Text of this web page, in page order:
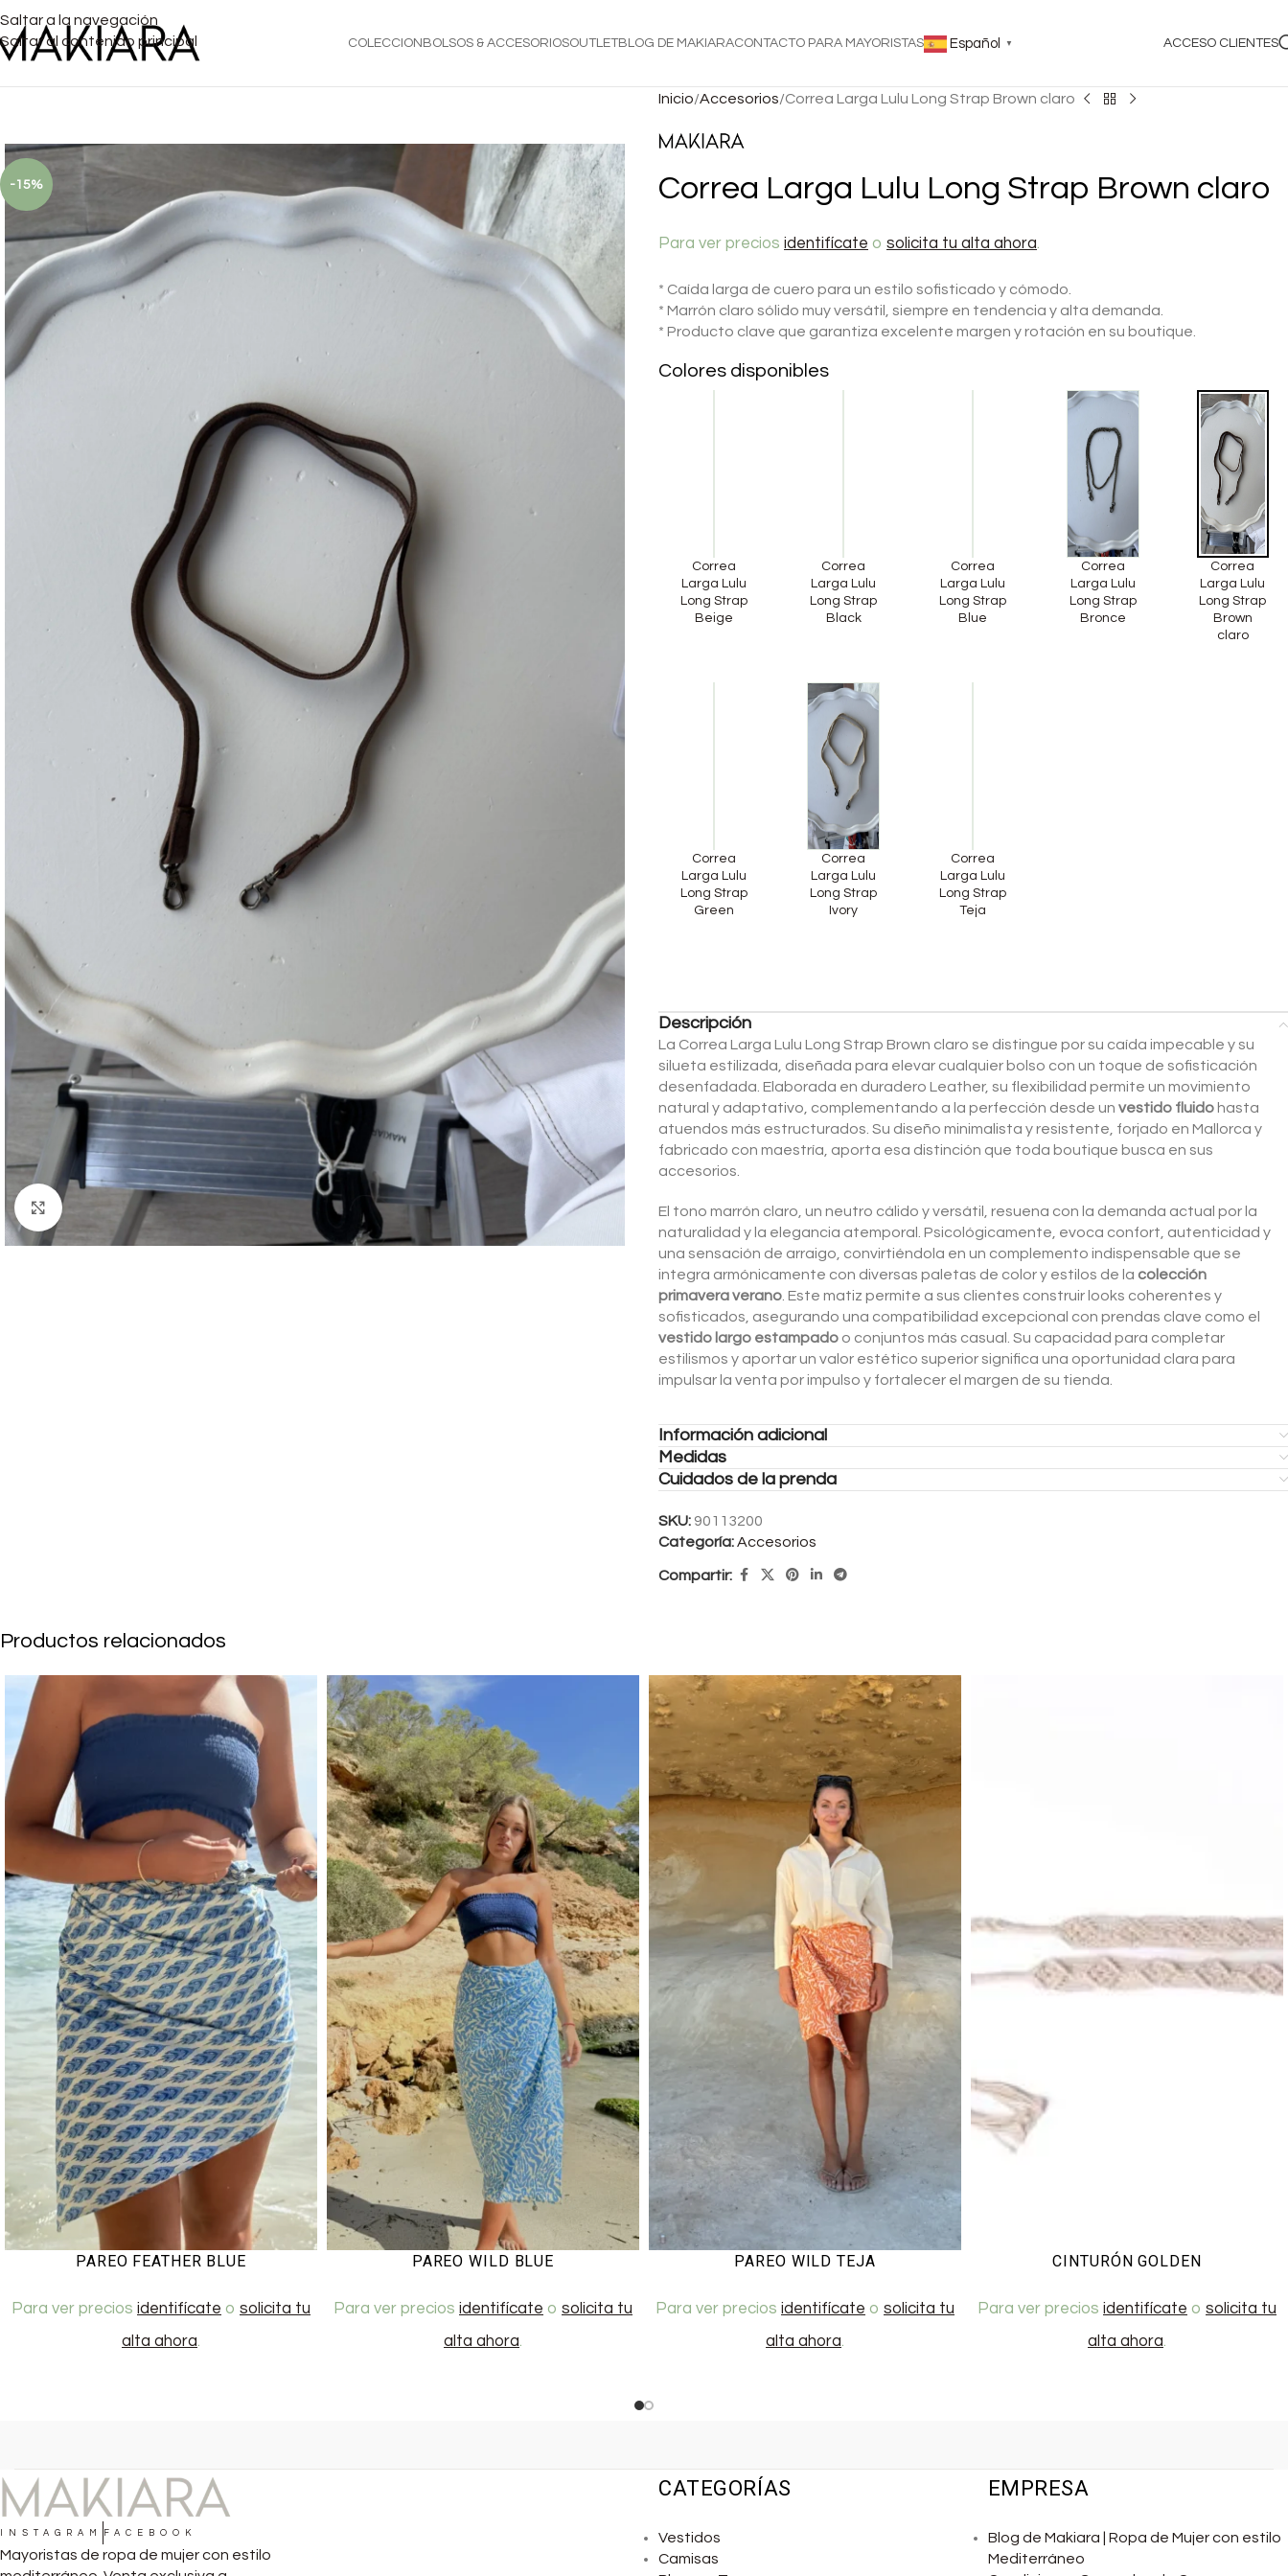
Saltar a la navegación
Saltar al contenido principal
COLECCIONBOLSOS & ACCESORIOSOUTLETBLOG DE MAKIARACONTACTO PARA MAYORISTAS Español ▼ ACCESO CLIENTES
-15%
Haga clic para ampliar
Inicio Accesorios Correa Larga Lulu Long Strap Brown claro
Correa Larga Lulu Long Strap Brown claro
Para ver precios identifícate o solicita tu alta ahora.
* Caída larga de cuero para un estilo sofisticado y cómodo.
* Marrón claro sólido muy versátil, siempre en tendencia y alta demanda.
* Producto clave que garantiza excelente margen y rotación en su boutique.
Colores disponibles
Correa
Larga Lulu
Long Strap
Beige
Correa
Larga Lulu
Long Strap
Black
Correa
Larga Lulu
Long Strap
Blue
Correa
Larga Lulu
Long Strap
Bronce
Correa
Larga Lulu
Long Strap
Brown
claro
Correa
Larga Lulu
Long Strap
Green
Correa
Larga Lulu
Long Strap
Ivory
Correa
Larga Lulu
Long Strap
Teja
Descripción
La Correa Larga Lulu Long Strap Brown claro se distingue por su caída impecable y su
silueta estilizada, diseñada para elevar cualquier bolso con un toque de sofisticación
desenfadada. Elaborada en duradero Leather, su flexibilidad permite un movimiento
natural y adaptativo, complementando a la perfección desde un vestido fluido hasta
atuendos más estructurados. Su diseño minimalista y resistente, forjado en Mallorca y
fabricado con maestría, aporta esa distinción que toda boutique busca en sus
accesorios.
El tono marrón claro, un neutro cálido y versátil, resuena con la demanda actual por la
naturalidad y la elegancia atemporal. Psicológicamente, evoca confort, autenticidad y
una sensación de arraigo, convirtiéndola en un complemento indispensable que se
integra armónicamente con diversas paletas de color y estilos de la colección
primavera verano . Este matiz permite a sus clientes construir looks coherentes y
sofisticados, asegurando una compatibilidad excepcional con prendas clave como el
vestido largo estampado o conjuntos más casual. Su capacidad para completar
estilismos y aportar un valor estético superior significa una oportunidad clara para
impulsar la venta por impulso y fortalecer el margen de su tienda.
Información adicional
Medidas
Cuidados de la prenda
SKU: 90113200
Categoría:Accesorios
Compartir:
Productos relacionados
PAREO FEATHER BLUE
Para ver precios identifícate o solicita tu
alta ahora.
PAREO WILD BLUE
Para ver precios identifícate o solicita tu
alta ahora.
PAREO WILD TEJA
Para ver precios identifícate o solicita tu
alta ahora.
CINTURÓN GOLDEN
Para ver precios identifícate o solicita tu
alta ahora.
INSTAGRAM FACEBOOK
Mayoristas de ropa de mujer con estilo
CATEGORÍAS
Vestidos
Camisas
EMPRESA
Blog de Makiara | Ropa de Mujer con estilo
Mediterráneo